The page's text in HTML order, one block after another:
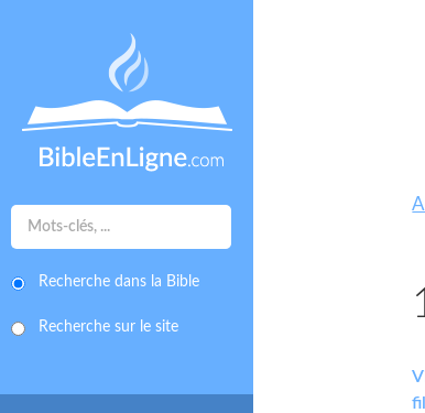
Recherche dans la Bible
Recherche sur le site